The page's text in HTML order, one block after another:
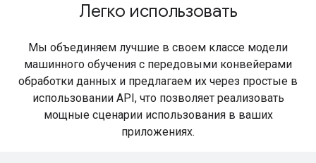
Легко использовать
Мы объединяем лучшие в своем классе модели
машинного обучения с передовыми конвейерами
обработки данных и предлагаем их через простые в
использовании API, что позволяет реализовать
мощные сценарии использования в ваших
приложениях.